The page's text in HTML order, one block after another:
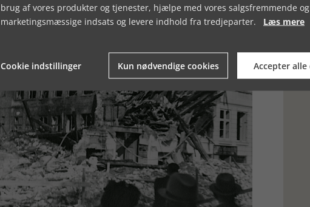
brug af vores produkter og tjenester, hjælpe med vores salgsfremmende og
marketingsmæssige indsats og levere indhold fra tredjeparter. Læs mere
Cookie indstillinger Kun nødvendige cookies Accepter alle